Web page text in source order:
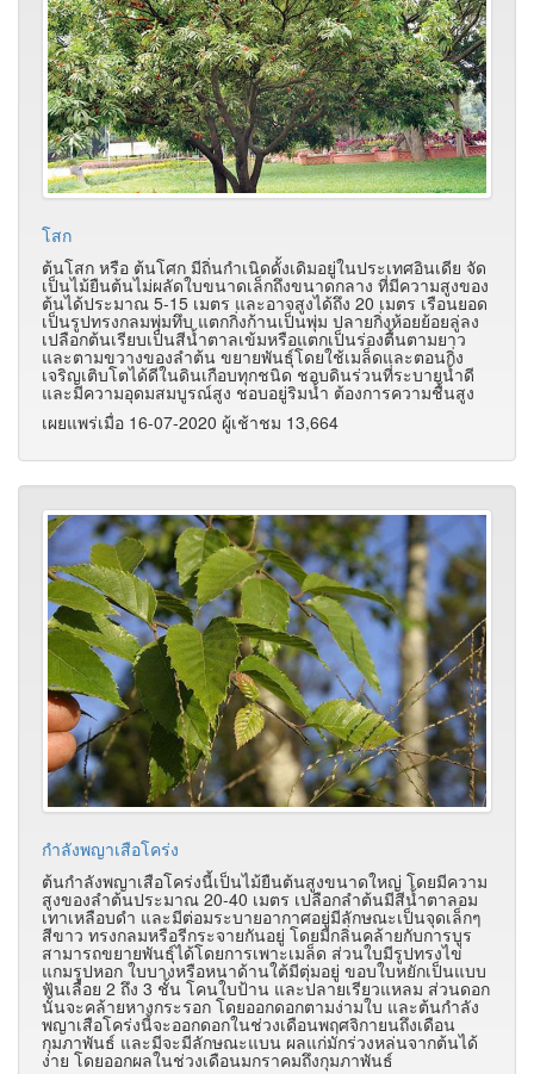
โสก
ต้นโสก หรือ ต้นโศก มีถิ่นกำเนิดดั้งเดิมอยู่ในประเทศอินเดีย จัด
เป็นไม้ยืนต้นไม่ผลัดใบขนาดเล็กถึงขนาดกลาง ที่มีความสูงของ
ต้นได้ประมาณ 5-15 เมตร และอาจสูงได้ถึง 20 เมตร เรือนยอด
เป็นรูปทรงกลมพุ่มทึบ แตกกิ่งก้านเป็นพุ่ม ปลายกิ่งห้อยย้อยลู่ลง
เปลือกต้นเรียบเป็นสีน้ำตาลเข้มหรือแตกเป็นร่องตื้นตามยาว
และตามขวางของลำต้น ขยายพันธุ์โดยใช้เมล็ดและตอนกิ่ง
เจริญเติบโตได้ดีในดินเกือบทุกชนิด ชอบดินร่วนที่ระบายน้ำดี
และมีความอุดมสมบูรณ์สูง ชอบอยู่ริมน้ำ ต้องการความชื้นสูง
เผยแพร่เมื่อ 16-07-2020 ผู้เช้าชม 13,664
กำลังพญาเสือโคร่ง
ต้นกำลังพญาเสือโคร่งนี้เป็นไม้ยืนต้นสูงขนาดใหญ่ โดยมีความ
สูงของลำต้นประมาณ 20-40 เมตร เปลือกลำต้นมีสีน้ำตาลอม
เทาเหลือบดำ และมีต่อมระบายอากาศอยู่มีลักษณะเป็นจุดเล็กๆ
สีขาว ทรงกลมหรือรีกระจายกันอยู่ โดยมีกลิ่นคล้ายกับการบูร
สามารถขยายพันธุ์ได้โดยการเพาะเมล็ด ส่วนใบมีรูปทรงไข่
แกมรูปหอก ใบบางหรือหนาด้านใต้มีตุ่มอยู่ ขอบใบหยักเป็นแบบ
ฟันเลื่อย 2 ถึง 3 ชั้น โคนใบป้าน และปลายเรียวแหลม ส่วนดอก
นั้นจะคล้ายหางกระรอก โดยออกดอกตามง่ามใบ และต้นกำลัง
พญาเสือโคร่งนี้จะออกดอกในช่วงเดือนพฤศจิกายนถึงเดือน
กุมภาพันธ์ และมีจะมีลักษณะแบน ผลแก่มักร่วงหล่นจากต้นได้
ง่าย โดยออกผลในช่วงเดือนมกราคมถึงกุมภาพันธ์